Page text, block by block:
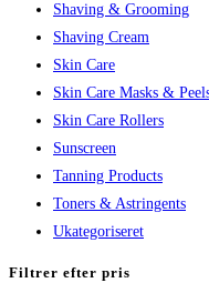
Shaving & Grooming
Shaving Cream
Skin Care
Skin Care Masks &
Skin Care Rollers
Sunscreen
Tanning Products
Toners & Astringents
Ukategoriseret
Filtrer efter pris